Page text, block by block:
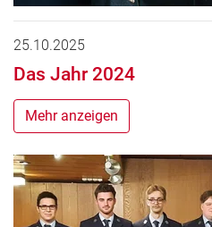
25.10.2025
Das Jahr 2024
Mehr anzeigen